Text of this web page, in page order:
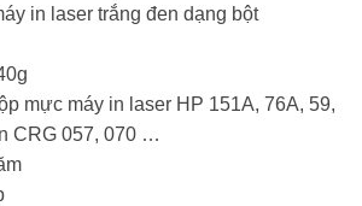
in laser trắng đen dạng bột
mực máy in laser HP 151A, 76A, 59,
CRG 057, 070 …